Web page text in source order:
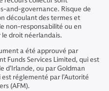
and-governance. Risque de
découlant des termes et
non-responsabilité ou en
droit néerlandais.
a été approuvé par
Funds Services Limited, qui est
d’Irlande, ou par Goldman
réglementé par l’Autorité
(AFM).